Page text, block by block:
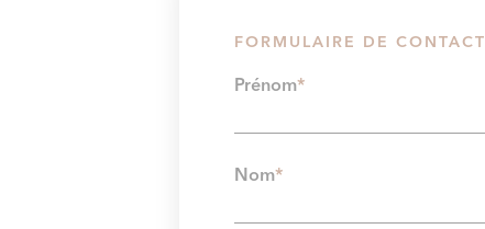
FORMULAIRE DE CONTACT
Prénom*
Nom*